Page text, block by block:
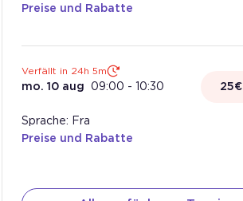
Preise und Rabatte
Verfällt in 24h 5m
mo. 10 aug 09:00 - 10:30 25€
Sprache: Fra
Preise und Rabatte